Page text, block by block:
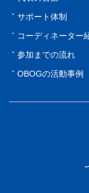
サポート体制
コーディネーター
参加までの流れ
OBOGの活動事例